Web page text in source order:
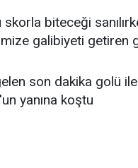
skorla biteceği
galibiyeti getiren
son dakika golü
yanına koştu